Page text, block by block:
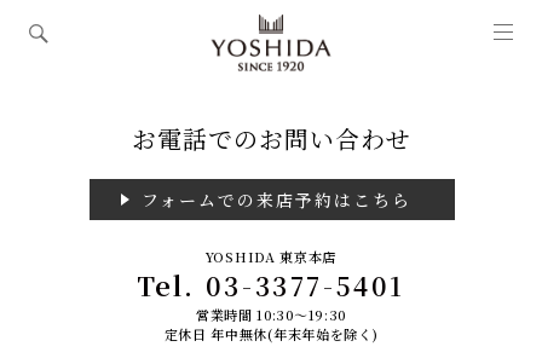
お電話でのお問い合わせ
フォームでの来店予約はこちら
YOSHIDA 東京本店
Tel. 03-3377-5401
営業時間 10:30～19:30
定休日 年中無休(年末年始を除く)